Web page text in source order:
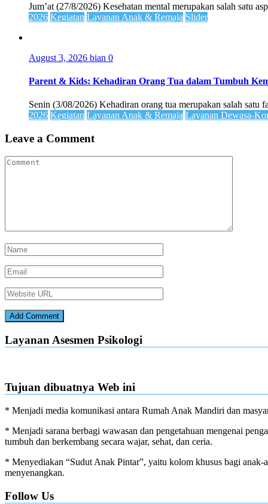
Jum’at (27/8/2026) Kesehatan mental merupakan salah satu
2026 Kegiatan Layanan Anak & Remaja Slider
August 3, 2026 bian 0
Parent & Kids: Kehadiran Orang Tua dalam Tumbuh
Senin (3/08/2026) Kehadiran orang tua merupakan salah satu
2026 Kegiatan Layanan Anak & Remaja Layanan Dewasa-
Leave a Comment
Layanan Asesmen Psikologi
Tujuan dibuatnya Web ini
* Menjadi media komunikasi antara Rumah Anak Mandiri dan
* Menjadi sarana berbagi wawasan dan pengetahuan mengenai
tumbuh dan berkembang secara wajar, sehat, dan ceria.
* Menyediakan “Sudut Anak Pintar”, yaitu kolom khusus bagi
menyenangkan.
Follow Us